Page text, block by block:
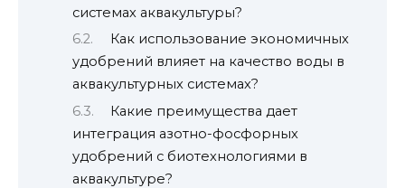
системах аквакультуры?
Как использование экономичных
удобрений влияет на качество воды в
аквакультурных системах?
Какие преимущества дает
интеграция азотно-фосфорных
удобрений с биотехнологиями в
аквакультуре?